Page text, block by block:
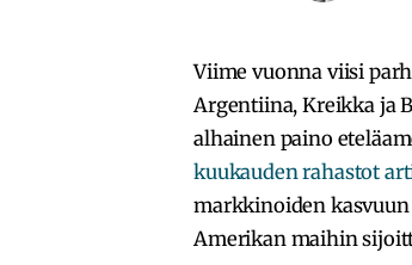
Viime vuonna viisi
Argentiina, Kreikka ja
alhainen paino
kuukauden rahastot
markkinoiden
Amerikan maihin